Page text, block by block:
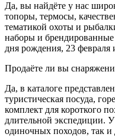
Да, вы найдёте у нас
топоры, термосы,
тематикой охоты и
наборы и
дня рождения, 23 февраля
Продаёте ли вы
Да, в каталоге
туристическая посуда,
комплект для короткого
длительной экспедиции.
одиночных походов, так и